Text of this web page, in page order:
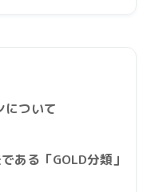
について
ある「GOLD分類」